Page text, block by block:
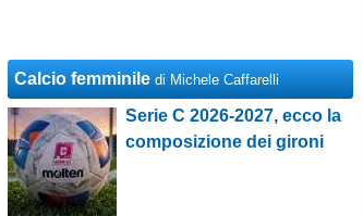
Calcio femminile di Michele Caffarelli
Serie C 2026-2027, ecco la
composizione dei gironi